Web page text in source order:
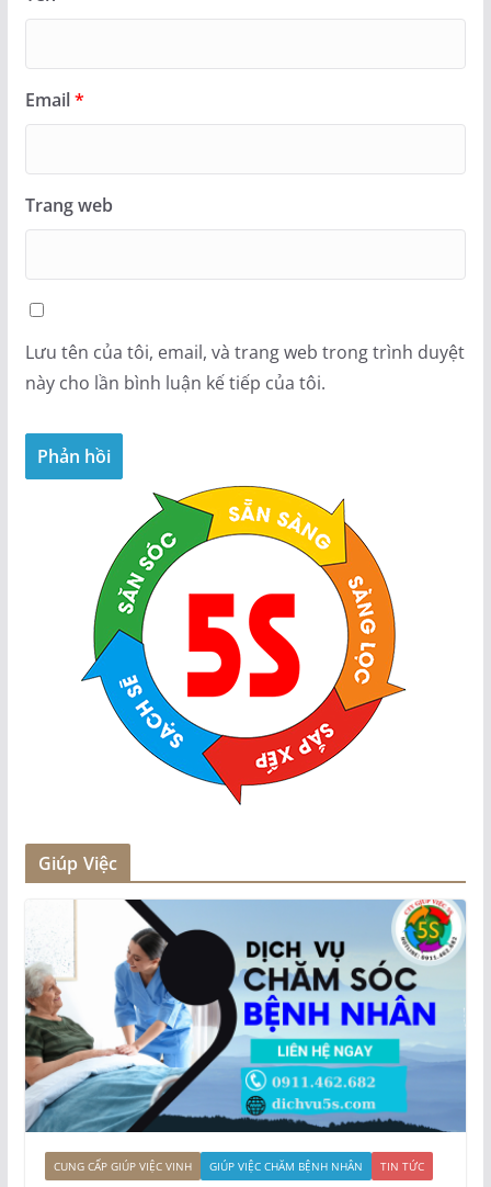
Email*
Trang web
Lưu tên của tôi, email, và trang web trong trình duyệt
này cho lần bình luận kế tiếp của tôi.
Giúp Việc
CUNG CẤP GIÚP VIỆC VINH GIÚP VIỆC CHĂM BỆNH NHÂN TIN TỨC